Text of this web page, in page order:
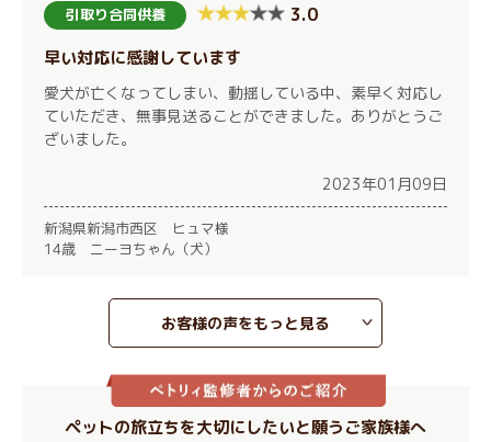
引取り合同供養 3.0
早い対応に感謝しています
愛犬が亡くなってしまい、動揺している中、素早く対応し
ていただき、無事見送ることができました。ありがとうご
ざいました。
2023年01月09日
新潟県新潟市西区 ヒュマ様
14歳 ニーヨちゃん（犬）
お客様の声をもっと見る
ペットの旅立ちを大切にしたいと願うご家族様へ